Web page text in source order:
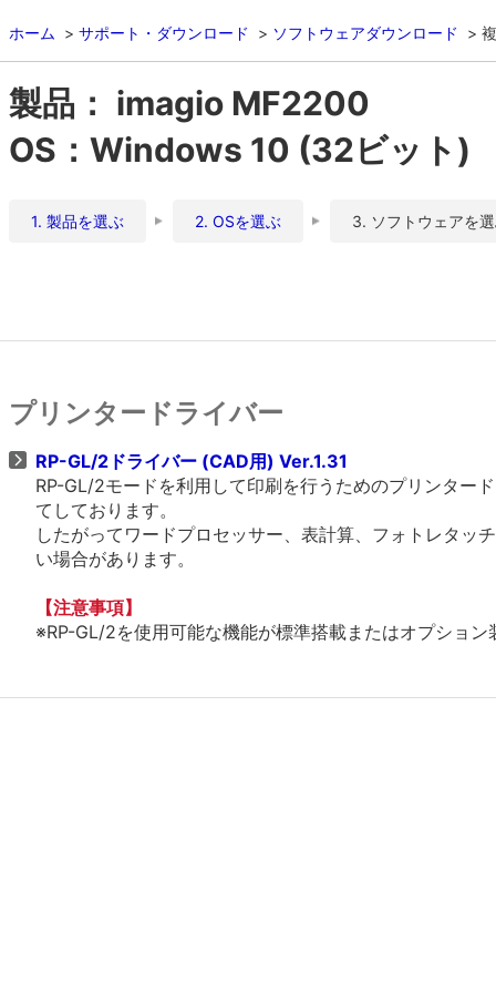
ホーム サポート・ダウンロード ソフトウェアダウンロード
製品： imagio MF2200
OS：Windows 10 (32ビット)
1. 製品を選ぶ 2. OSを選ぶ 3. ソフトウェアを
プリンタードライバー
RP-GL/2ドライバー (CAD用) Ver.1.31
RP-GL/2モードを利用して印刷を行うためのプリンター
てしております。
したがってワードプロセッサー、表計算、フォトレタッ
い場合があります。
【注意事項】
※RP-GL/2を使用可能な機能が標準搭載またはオプショ